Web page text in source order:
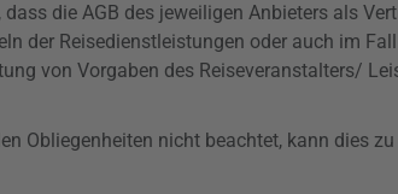
die AGB des jeweiligen Anbieters als
der Reisedienstleistungen oder auch im
von Vorgaben des Reiseveranstalters/
Obliegenheiten nicht beachtet, kann dies